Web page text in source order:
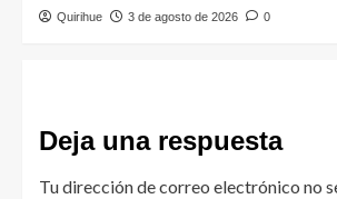
Quirihue 3 de agosto de 2026 0
Deja una respuesta
Tu dirección de correo electrónico no